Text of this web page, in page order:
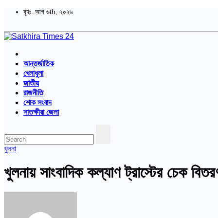
Skip
বৃহঃ. আগ ৬th, ২০২৬
Satkhira Times 24
বাংলা পত্রিকা
আন্তর্জাতিক
খেলাধুলা
জাতীয়
রাজনীতি
শোক সংবাদ
সাতক্ষীরা জেলা
খুলনা
খুলনায় সাংবাদিক কল্যাণ ট্রাস্টের চেক